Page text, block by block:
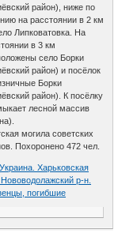
район), ниже по
на расстоянии в 2 км
Липковатовка. На
в 3 км
село Борки
район) и посёлок
Борки
район). К посёлку
лесной массив
могила советских
Похоронено 472 чел.
Украина. Харьковская
р-н.
погибшие